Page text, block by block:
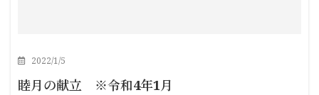
2022/1/5
睦月の献立 ※令和4年1月